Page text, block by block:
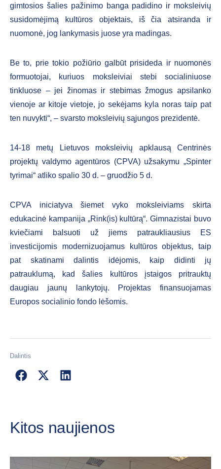
gimtosios šalies pažinimo banga padidino ir moksleivių
susidomėjimą kultūros objektais, iš čia atsiranda ir
nuomonė, jog lankymasis juose yra madingas.
Be to, prie tokio požiūrio galbūt prisideda ir nuomonės
formuotojai, kuriuos moksleiviai stebi socialiniuose
tinkluose – jei žinomas ir stebimas žmogus apsilanko
vienoje ar kitoje vietoje, jo sekėjams kyla noras taip pat
ten nuvykti“, – svarsto moksleivių sąjungos prezidentė.
14-18 metų Lietuvos moksleivių apklausą Centrinės
projektų valdymo agentūros (CPVA) užsakymu „Spinter
tyrimai“ atliko spalio 30 d. – gruodžio 5 d.
CPVA iniciatyva šiemet vyko moksleiviams skirta
edukacinė kampanija „Rink(is) kultūrą“. Gimnazistai buvo
kviečiami balsuoti už jiems patraukliausius ES
investicijomis modernizuojamus kultūros objektus, taip
pat skatinami dalintis idėjomis, kaip didinti jų
patrauklumą, kad šalies kultūros įstaigos pritrauktų
daugiau jaunų lankytojų. Projektas finansuojamas
Europos socialinio fondo lėšomis.
Dalintis
Kitos naujienos